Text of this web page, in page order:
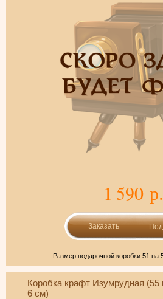
1 590 р.
Размер подарочной коробки 51 на
Коробка крафт Изумрудная (55
6 см)